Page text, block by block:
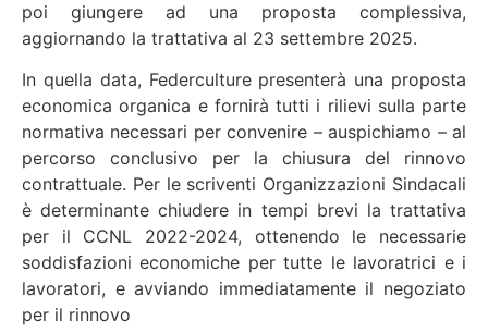
poi giungere ad una proposta complessiva,
aggiornando la trattativa al 23 settembre 2025.
In quella data, Federculture presenterà una proposta
economica organica e fornirà tutti i rilievi sulla parte
normativa necessari per convenire – auspichiamo – al
percorso conclusivo per la chiusura del rinnovo
contrattuale. Per le scriventi Organizzazioni Sindacali
è determinante chiudere in tempi brevi la trattativa
per il CCNL 2022-2024, ottenendo le necessarie
soddisfazioni economiche per tutte le lavoratrici e i
lavoratori, e avviando immediatamente il negoziato
per il rinnovo